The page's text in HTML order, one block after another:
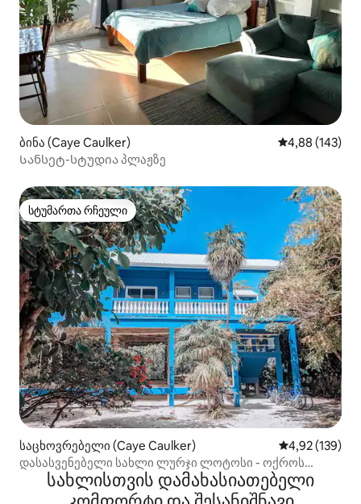
ბინა (Caye Caulker) საშუალო
4,88 (143)
Სანსეტ-სტუდია პლაჟზე
სტუმართა რჩეული
სტუმართა რჩეული
საცხოვრებელი (Caye Caulker) საშუალო
4,92 (139)
დასასვენებელი სახლი ლურჯი ლოტოსი - ოქროს
სტანდარტი სერტიფიცირებული
სახლისთვის დამახასიათებელი